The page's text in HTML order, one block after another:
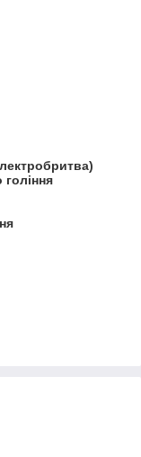
гоління